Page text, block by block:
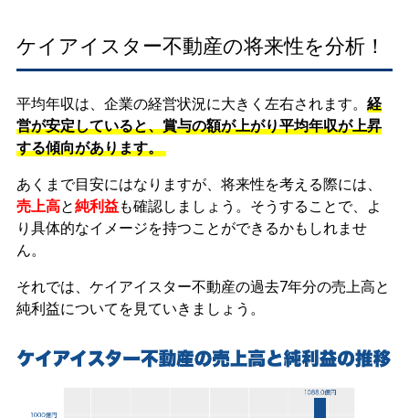
ケイアイスター不動産の将来性を分析！
平均年収は、企業の経営状況に大きく左右されます。 経
営が安定していると、賞与の額が上がり平均年収が上昇
する傾向があります。
あくまで目安にはなりますが、将来性を考える際には、
売上高と純利益も確認しましょう。そうすることで、よ
り具体的なイメージを持つことができるかもしれませ
ん。
それでは、ケイアイスター不動産の過去7年分の売上高と
純利益についてを見ていきましょう。